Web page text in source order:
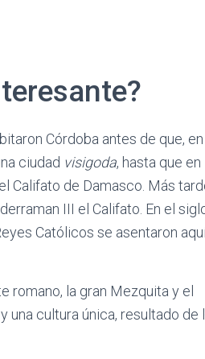
Córdoba antes de que, en
ciudad visigoda, hasta que en
Califato de Damasco. Más
III el Califato. En el
Católicos se asentaron
romano, la gran Mezquita y el
una cultura única, resultado de